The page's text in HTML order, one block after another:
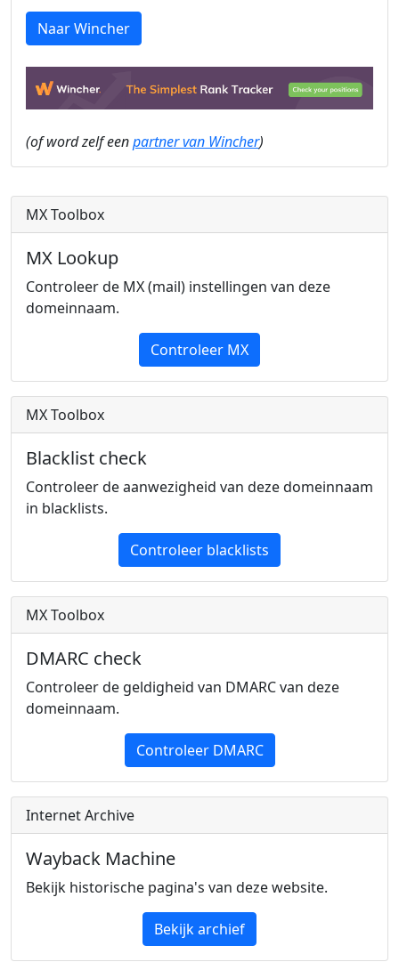
Naar Wincher
(of word zelf eenpartner van Wincher)
MX Toolbox
MX Lookup
Controleer de MX (mail) instellingen van deze
domeinnaam.
Controleer MX
MX Toolbox
Blacklist check
Controleer de aanwezigheid van deze domeinnaam
in blacklists.
Controleer blacklists
MX Toolbox
DMARC check
Controleer de geldigheid van DMARC van deze
domeinnaam.
Controleer DMARC
Internet Archive
Wayback Machine
Bekijk historische pagina's van deze website.
Bekijk archief